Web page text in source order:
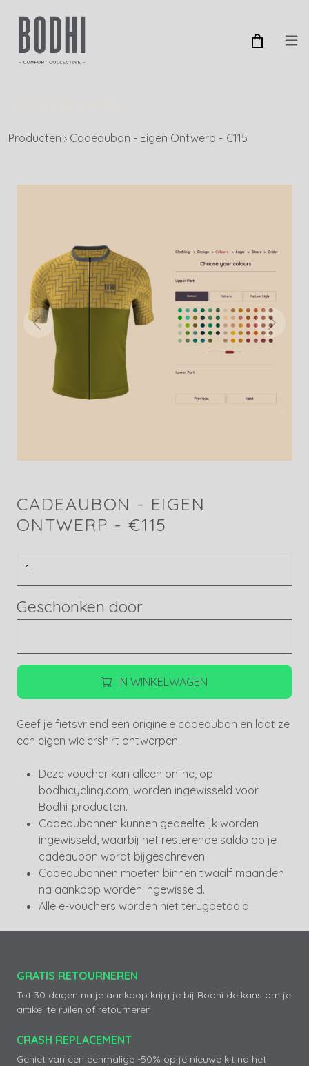
Producten Cadeaubon - Eigen Ontwerp - €115
CADEAUBON - EIGEN
ONTWERP - €115
Geschonken door
IN WINKELWAGEN
Geef je fietsvriend een originele cadeaubon en laat ze
een eigen wielershirt ontwerpen.
Deze voucher kan alleen online, op
bodhicycling.com, worden ingewisseld voor
Bodhi-producten.
Cadeaubonnen kunnen gedeeltelijk worden
ingewisseld, waarbij het resterende saldo op je
cadeaubon wordt bijgeschreven.
Cadeaubonnen moeten binnen twaalf maanden
na aankoop worden ingewisseld.
Alle e-vouchers worden niet terugbetaald.
GRATIS RETOURNEREN
Tot 30 dagen na je aankoop krijg je bij Bodhi de kans om je
artikel te ruilen of retourneren.
CRASH REPLACEMENT
Geniet van een eenmalige -50% op je nieuwe kit na het